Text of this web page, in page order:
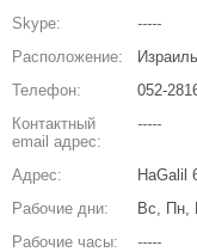
Skype:
-----
Расположение:
Телефон:
052-
Контактный
email адрес:
-----
Адрес:
HaGalil
Рабочие дни:
Вс, Пн,
Рабочие часы:
-----